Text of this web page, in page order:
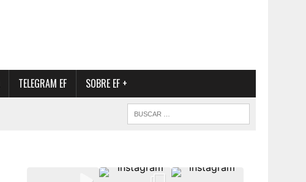
TELEGRAM EF SOBRE EF +